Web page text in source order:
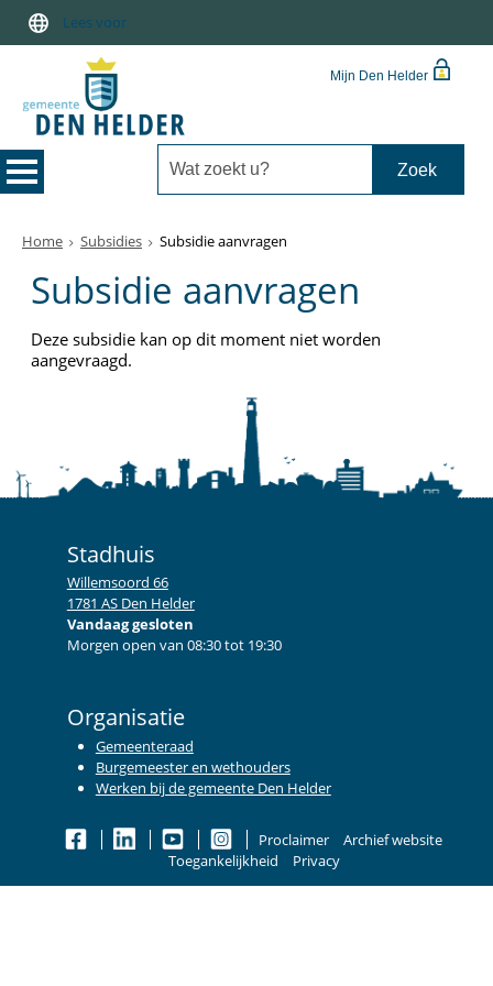
Lees voor
Mijn Den Helder
Home Subsidies Subsidie aanvragen
Subsidie aanvragen
Deze subsidie kan op dit moment niet worden
aangevraagd.
Stadhuis
Willemsoord 66
1781 AS Den Helder
Vandaag gesloten
Morgen open van 08:30 tot 19:30
Organisatie
Gemeenteraad
Burgemeester en wethouders
Werken bij de gemeente Den Helder
Proclaimer
Archief website
Toegankelijkheid
Privacy